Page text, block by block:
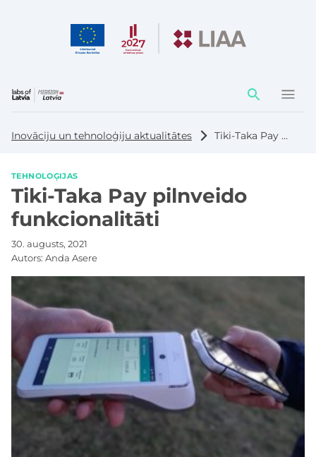
Darbības
elementi
Inovāciju un tehnoloģiju aktualitātes Tiki-Taka Pay pilnveido funkcionalitāti
TEHNOLOĢIJAS
Tiki-Taka Pay pilnveido
funkcionalitāti
30. augusts, 2021
Autors: Anda Asere